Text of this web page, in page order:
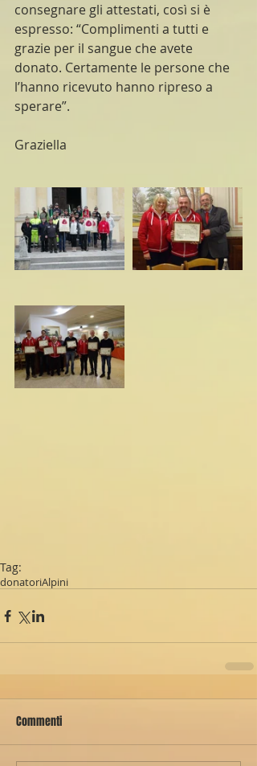
consegnare gli attestati, così si è
espresso: “Complimenti a tutti e
grazie per il sangue che avete
donato. Certamente le persone che
l’hanno ricevuto hanno ripreso a
sperare”.
Graziella
Tag:
donatoriAlpini
Commenti